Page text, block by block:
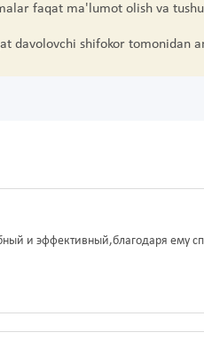
faqat ma'lumot olish va
davolovchi shifokor tomonidan
и эффективный,благодаря ему